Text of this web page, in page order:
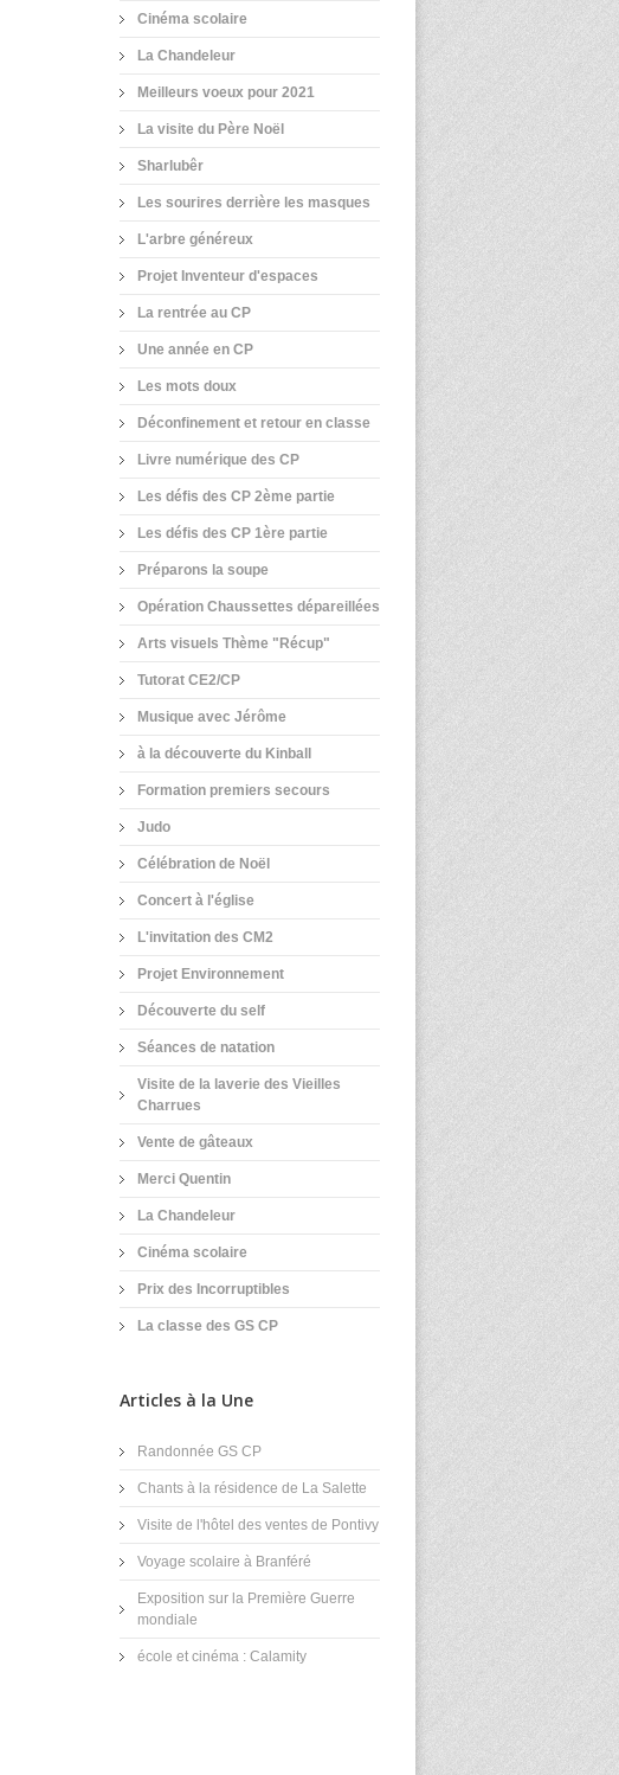
Cinéma scolaire
La Chandeleur
Meilleurs voeux pour 2021
La visite du Père Noël
Sharlubêr
Les sourires derrière les masques
L'arbre généreux
Projet Inventeur d'espaces
La rentrée au CP
Une année en CP
Les mots doux
Déconfinement et retour en classe
Livre numérique des CP
Les défis des CP 2ème partie
Les défis des CP 1ère partie
Préparons la soupe
Opération Chaussettes dépareillées
Arts visuels Thème "Récup"
Tutorat CE2/CP
Musique avec Jérôme
à la découverte du Kinball
Formation premiers secours
Judo
Célébration de Noël
Concert à l'église
L'invitation des CM2
Projet Environnement
Découverte du self
Séances de natation
Visite de la laverie des Vieilles
Charrues
Vente de gâteaux
Merci Quentin
La Chandeleur
Cinéma scolaire
Prix des Incorruptibles
La classe des GS CP
Articles à la Une
Randonnée GS CP
Chants à la résidence de La Salette
Visite de l'hôtel des ventes de Pontivy
Voyage scolaire à Branféré
Exposition sur la Première Guerre
mondiale
école et cinéma : Calamity